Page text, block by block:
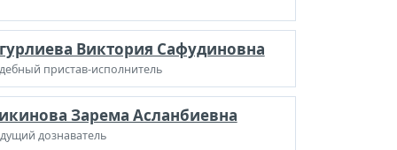
Виктория Сафудиновна
пристав-исполнитель
Зарема Асланбиевна
дознаватель